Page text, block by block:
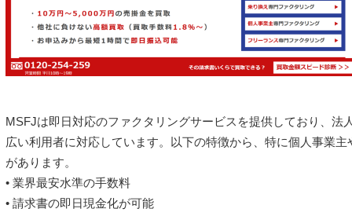
MSFJは即日対応のファクタリングサービスを提供しており、法
広い利用者に対応しています。以下の特徴から、特に個人事業
があります。
• 業界最安水準の手数料
• 請求書の即日現金化が可能